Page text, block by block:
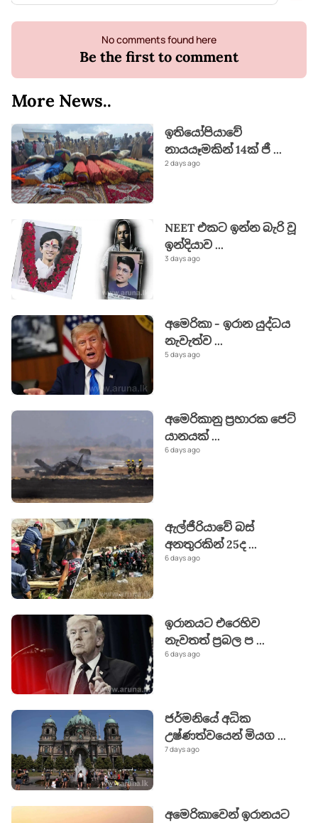
No comments found here
Be the first to comment
More News..
ඉතියෝපියාවේ
නායයෑමකින් 14ක් ජී ...
2 days ago
NEET එකට ඉන්න බැරි වූ
ඉන්දියාව ...
3 days ago
අමෙරිකා - ඉරාන යුද්ධය
නැවැත්ව ...
5 days ago
අමෙරිකානු ප්‍රහාරක ජෙට්
යානයක්...
6 days ago
ඇල්ජීරියාවේ බස්
අනතුරකින් 25ද...
6 days ago
ඉරානයට එරෙහිව
නැවතත් ප්‍රබල ප ...
6 days ago
ජර්මනියේ අධික
උෂ්ණත්වයෙන් මියග ...
7 days ago
අමෙරිකාවෙන් ඉරානයට